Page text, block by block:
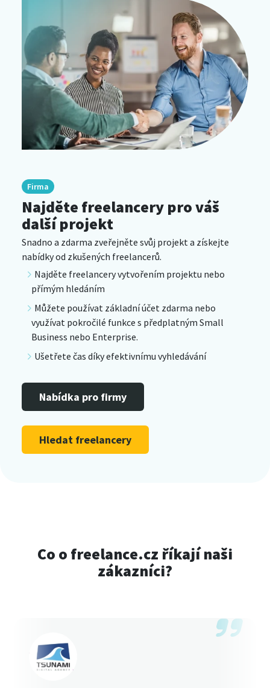
Firma
Najděte freelancery pro váš
další projekt
Snadno a zdarma zveřejněte svůj projekt a získejte
nabídky od zkušených freelancerů.
Najděte freelancery vytvořením projektu nebo
přímým hledáním
Můžete používat základní účet zdarma nebo
využívat pokročilé funkce s předplatným Small
Business nebo Enterprise.
Ušetřete čas díky efektivnímu vyhledávání
Nabídka pro firmy
Hledat freelancery
Co o freelance.cz říkají naši
zákazníci?